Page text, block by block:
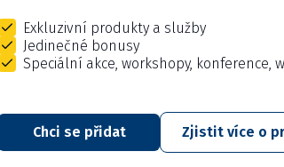
Exkluzivní produkty a služby
Jedinečné bonusy
Speciální akce, workshopy, konference,
Chci se přidat Zjistit více o